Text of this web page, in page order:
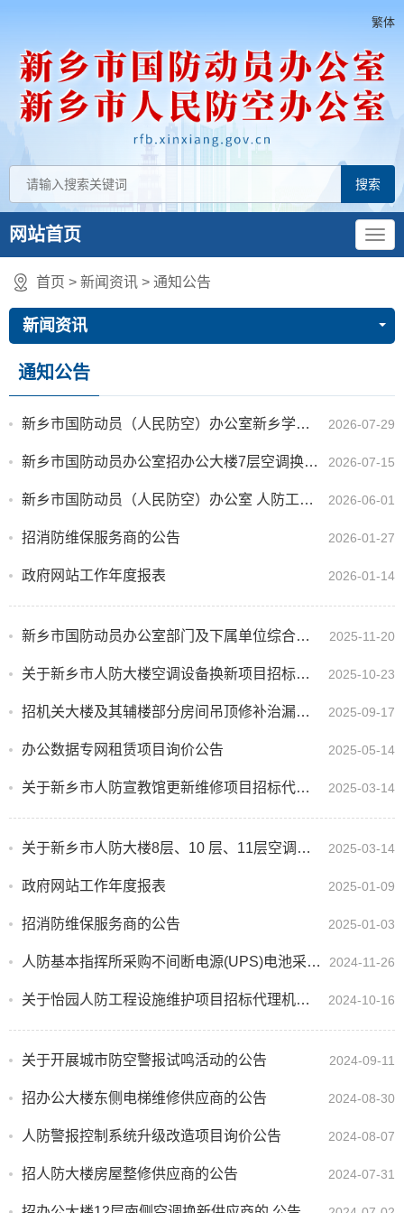
繁体
网站首页
首页 > 新闻资讯 > 通知公告
新闻资讯
通知公告
新乡市国防动员（人民防空）办公室新乡学院人防工程连通道项目建议书及可行性研究报告编制服务招代理机构... 2026-07-29
新乡市国防动员办公室招办公大楼7层空调换新供应商的公告 2026-07-15
新乡市国防动员（人民防空）办公室 人防工程防护设备“双随机、一公开”监管 检查项目招标代理机构遴选公... 2026-06-01
招消防维保服务商的公告 2026-01-27
政府网站工作年度报表 2026-01-14
新乡市国防动员办公室部门及下属单位综合性涉企收费目录清单 2025-11-20
关于新乡市人防大楼空调设备换新项目招标代理机构遴选公告 2025-10-23
招机关大楼及其辅楼部分房间吊顶修补治漏、楼道门窗修补更换的公告 2025-09-17
办公数据专网租赁项目询价公告 2025-05-14
关于新乡市人防宣教馆更新维修项目招标代理机构遴选公告 2025-03-14
关于新乡市人防大楼8层、10 层、11层空调设备换新项目招标代理机构遴选公告 2025-03-14
政府网站工作年度报表 2025-01-09
招消防维保服务商的公告 2025-01-03
人防基本指挥所采购不间断电源(UPS)电池采购项目询价公告 2024-11-26
关于怡园人防工程设施维护项目招标代理机构遴选公告 2024-10-16
关于开展城市防空警报试鸣活动的公告 2024-09-11
招办公大楼东侧电梯维修供应商的公告 2024-08-30
人防警报控制系统升级改造项目询价公告 2024-08-07
招人防大楼房屋整修供应商的公告 2024-07-31